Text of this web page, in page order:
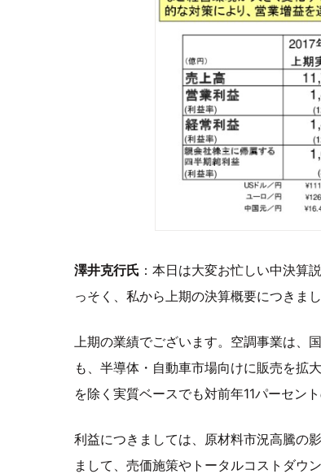
澤井克行氏 ：本日は大変お忙しい中決算
っそく、私から上期の決算概要につきま
上期の業績でございます。空調事業は、
も、半導体・自動車市場向けに販売を拡
を除く実質ベースでも対前年11パーセン
利益につきましては、原材料市況高騰の
まして、売価施策やトータルコストダウ